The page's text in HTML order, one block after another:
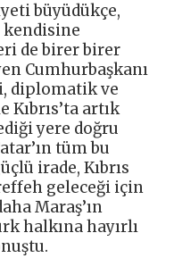
büyüdükçe,
de birer birer
Cumhurbaşkanı
diplomatik ve
artık
yere doğru
tüm bu
irade, Kıbrıs
geleceği için
Maraş’ın
halkına hayırlı